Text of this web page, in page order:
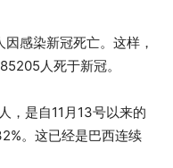
感染新冠死亡。这样，
人死于新冠。
，是自11月13号以来的
。这已经是巴西连续